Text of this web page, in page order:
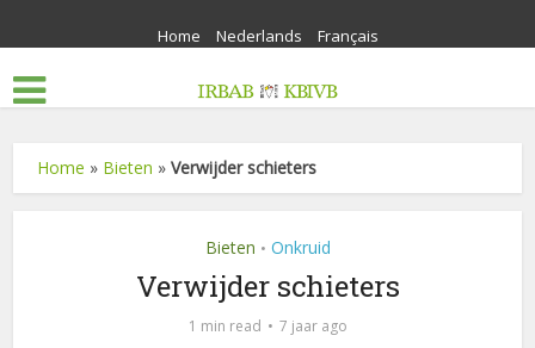
Home Nederlands Français
Home » Bieten »Verwijder schieters
Bieten • Onkruid
Verwijder schieters
1 min read 7 jaar ago